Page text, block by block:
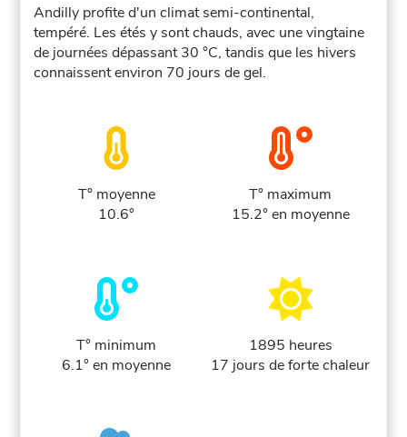
Andilly profite d'un climat semi-continental,
tempéré. Les étés y sont chauds, avec une vingtaine
de journées dépassant 30 °C, tandis que les hivers
connaissent environ 70 jours de gel.
T° moyenne
10.6°
T° maximum
15.2° en moyenne
T° minimum
6.1° en moyenne
1895 heures
17 jours de forte chaleur